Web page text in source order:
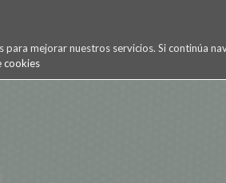
mejorar nuestros servicios. Si continúa
cookies
Noticias Vídeos Resultados